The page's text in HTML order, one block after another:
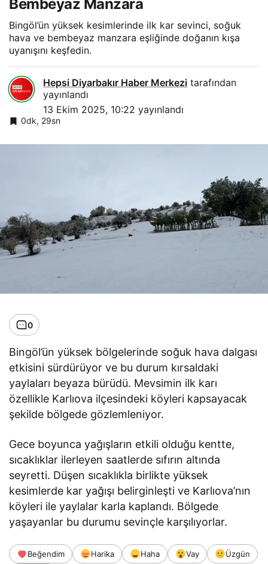
Bembeyaz Manzara
Bingöl’ün yüksek kesimlerinde ilk kar sevinci, soğuk
hava ve bembeyaz manzara eşliğinde doğanın kışa
uyanışını keşfedin.
Hepsi Diyarbakır Haber Merkezi tarafından
yayınlandı
13 Ekim 2025, 10:22 yayınlandı
0dk, 29sn
0
Bingöl’ün yüksek bölgelerinde soğuk hava dalgası
etkisini sürdürüyor ve bu durum kırsaldaki
yaylaları beyaza bürüdü. Mevsimin ilk karı
özellikle Karlıova ilçesindeki köyleri kapsayacak
şekilde bölgede gözlemleniyor.
Gece boyunca yağışların etkili olduğu kentte,
sıcaklıklar ilerleyen saatlerde sıfırın altında
seyretti. Düşen sıcaklıkla birlikte yüksek
kesimlerde kar yağışı belirginleşti ve Karlıova’nın
köyleri ile yaylalar karla kaplandı. Bölgede
yaşayanlar bu durumu sevinçle karşılıyorlar.
Beğendim Harika Haha Vay
Üzgün